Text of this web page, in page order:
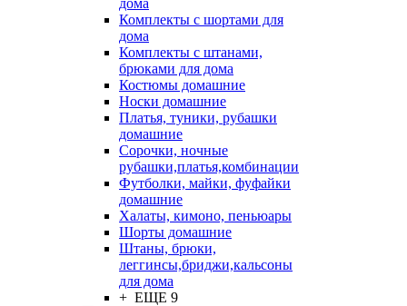
дома
Комплекты с шортами для
дома
Комплекты с штанами,
брюками для дома
Костюмы домашние
Носки домашние
Платья, туники, рубашки
домашние
Сорочки, ночные
рубашки,платья,комбинации
Футболки, майки, фуфайки
домашние
Халаты, кимоно, пеньюары
Шорты домашние
Штаны, брюки,
леггинсы,бриджи,кальсоны
для дома
+ ЕЩЕ 9